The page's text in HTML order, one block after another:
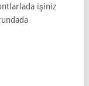
işiniz